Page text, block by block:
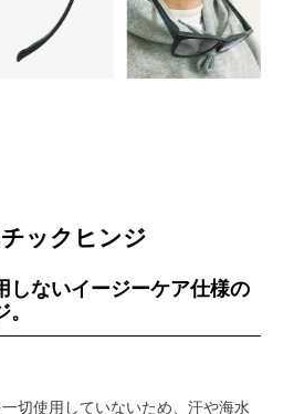
ックヒンジ
しないイージーケア仕様の
切使用していないため、汗や海水